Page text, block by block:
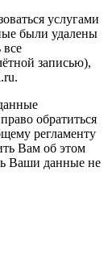
услугами
были удалены
записью),
обратиться
регламенту
Вам об этом
Ваши данные не